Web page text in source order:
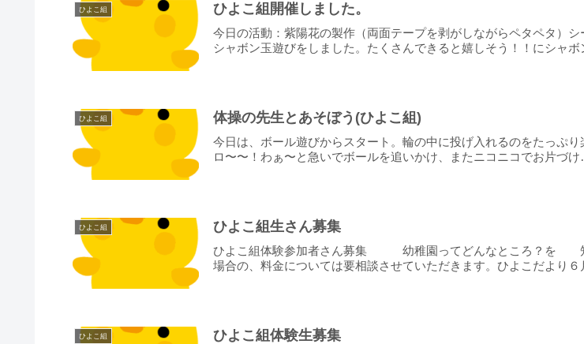
ひよこ組 ひよこ組開催しました。
今日の活動：紫陽花の製作（両面テープを剥がしながらペタペタ）
シャボン玉遊びをしました。たくさんできると嬉しそう！！にシャ
ひよこ組 体操の先生とあそぼう(ひよこ組)
今日は、ボール遊びからスタート。輪の中に投げ入れるのをたっぷ
ロ〜〜！わぁ〜と急いでボールを追いかけ、またニコニコでお片づ
ひよこ組 ひよこ組生さん募集
ひよこ組体験参加者さん募集 幼稚園ってどんなところ？を 知
場合の、料金については要相談させていただきます。ひよこだより
ひよこ組 ひよこ組体験生募集